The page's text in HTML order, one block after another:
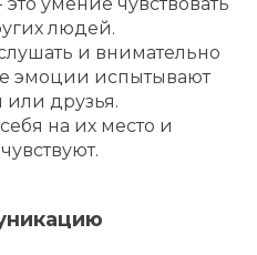
людей.
и внимательно
эмоции испытывают
или друзья.
на их место и